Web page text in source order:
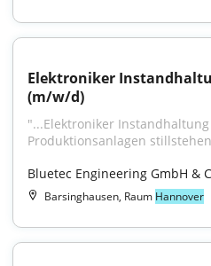
Elektroniker
(m/w/d)
"...Elektroniker Instandhaltung
Produktionsanlagen
Bluetec Engineering GmbH &
Barsinghausen, Raum Hannover